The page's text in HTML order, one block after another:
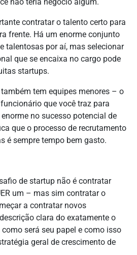
contratar o talento certo para
frente. Há um enorme conjunto
talentosas por aí, mas selecionar
que se encaixa no cargo pode
startups.
tem equipes menores – o
que você traz para
no sucesso potencial de
que o processo de recrutamento
é sempre tempo bem gasto.
de startup não é contratar
um – mas sim contratar o
a contratar novos
clara do exatamente o
será seu papel e como isso
geral de crescimento de